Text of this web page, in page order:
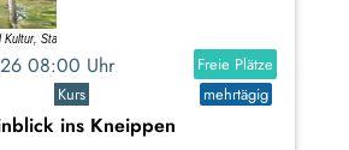
08:00 Uhr
Freie Plätze
Kurs mehrtägig
ins Kneippen